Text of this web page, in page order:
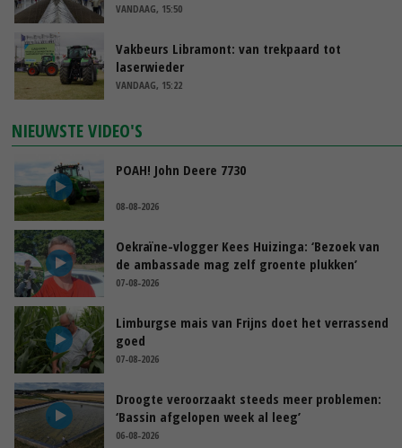
VANDAAG, 15:50
Vakbeurs Libramont: van trekpaard tot
laserwieder
VANDAAG, 15:22
NIEUWSTE VIDEO'S
POAH! John Deere 7730
08-08-2026
Oekraïne-vlogger Kees Huizinga: ‘Bezoek van
de ambassade mag zelf groente plukken’
07-08-2026
Limburgse mais van Frijns doet het verrassend
goed
07-08-2026
Droogte veroorzaakt steeds meer problemen:
‘Bassin afgelopen week al leeg’
06-08-2026